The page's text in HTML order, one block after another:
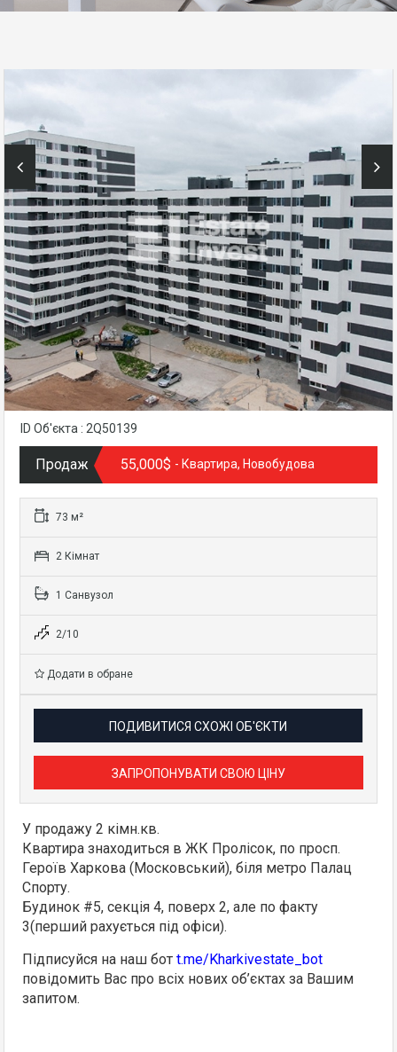
ID Об'єкта : 2Q50139
Продаж 55,000$ - Квартира, Новобудова
73 м²
2 Кімнат
1 Санвузол
2/10
Додати в обране
ПОДИВИТИСЯ СХОЖІ ОБ'ЄКТИ
ЗАПРОПОНУВАТИ СВОЮ ЦІНУ
У продажу 2 кімн.кв.
Квартира знаходиться в ЖК Пролісок, по просп.
Героїв Харкова (Московський), біля метро Палац
Спорту.
Будинок #5, секція 4, поверх 2, але по факту
3(перший рахується під офіси).
Підписуйся на наш бот t.me/Kharkivestate_bot
повідомить Вас про всіх нових об’єктах за Вашим
запитом.